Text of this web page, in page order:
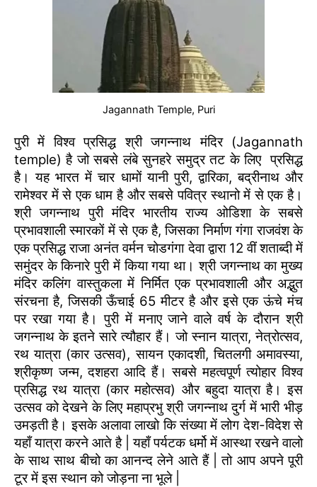
Jagannath Temple, Puri
पुरी में विश्व प्रसिद्ध श्री जगन्नाथ मंदिर (Jagannath
temple) है जो सबसे लंबे सुनहरे समुद्र तट के लिए प्रसिद्ध
है। यह भारत में चार धामों यानी पुरी, द्वारिका, बद्रीनाथ और
रामेश्वर में से एक धाम है और सबसे पवित्र स्थानो में से एक है।
श्री जगन्नाथ पुरी मंदिर भारतीय राज्य ओडिशा के सबसे
प्रभावशाली स्मारकों में से एक है, जिसका निर्माण गंगा राजवंश के
एक प्रसिद्ध राजा अनंत वर्मन चोडगंगा देवा द्वारा 12 वीं शताब्दी में
समुंदर के किनारे पुरी में किया गया था। श्री जगन्नाथ का मुख्य
मंदिर कलिंग वास्तुकला में निर्मित एक प्रभावशाली और अद्भुत
संरचना है, जिसकी ऊँचाई 65 मीटर है और इसे एक ऊंचे मंच
पर रखा गया है। पुरी में मनाए जाने वाले वर्ष के दौरान श्री
जगन्नाथ के इतने सारे त्यौहार हैं। जो स्नान यात्रा, नेत्रोत्सव,
रथ यात्रा (कार उत्सव), सायन एकादशी, चितलगी अमावस्या,
श्रीकृष्ण जन्म, दशहरा आदि हैं। सबसे महत्वपूर्ण त्योहार विश्व
प्रसिद्ध रथ यात्रा (कार महोत्सव) और बहुदा यात्रा है। इस
उत्सव को देखने के लिए महाप्रभु श्री जगन्नाथ दुर्ग में भारी भीड़
उमड़ती है। इसके अलावा लाखो कि संख्या में लोग देश-विदेश से
यहाँ यात्रा करने आते है | यहाँ पर्यटक धर्मो में आस्था रखने वालो
के साथ साथ बीचो का आनन्द लेने आते हैं | तो आप अपने पूरी
टूर में इस स्थान को जोड़ना ना भूले |